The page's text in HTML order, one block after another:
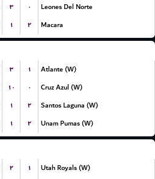
۳ ۰
Leones Del Norte
۱ ۲ Macara
۳ ۱
Atlante (W)
۱۰ ۰
Cruz Azul (W)
۱ ۲
Santos Laguna (W)
۱ ۲ Unam Pumas (W)
۲ ۱
Utah Royals (W)